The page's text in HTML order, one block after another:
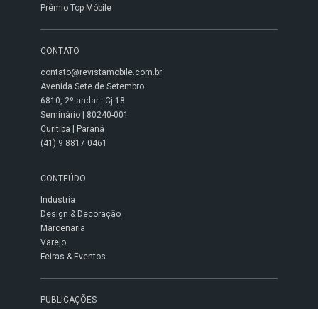
Prêmio Top Móbile
CONTATO
contato@revistamobile.com.br
Avenida Sete de Setembro
6810, 2º andar - Cj 18
Seminário | 80240-001
Curitiba | Paraná
(41) 9 8817 0461
CONTEÚDO
Indústria
Design & Decoração
Marcenaria
Varejo
Feiras & Eventos
PUBLICAÇÕES